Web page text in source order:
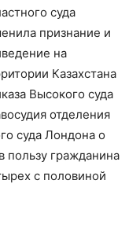
суда
признание и
на
Казахстана
Высокого суда
отделения
суда Лондона о
гражданина
с половиной